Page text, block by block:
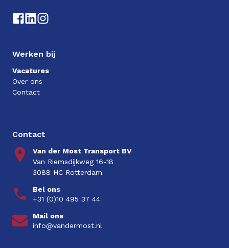
Werken bij
Vacatures
Over ons
Contact
Contact
Van der Most Transport BV
Van Riemsdijkweg 16-18
3088 HC Rotterdam
Bel ons
+31 (0)10 495 37 44
Mail ons
info@vandermost.nl